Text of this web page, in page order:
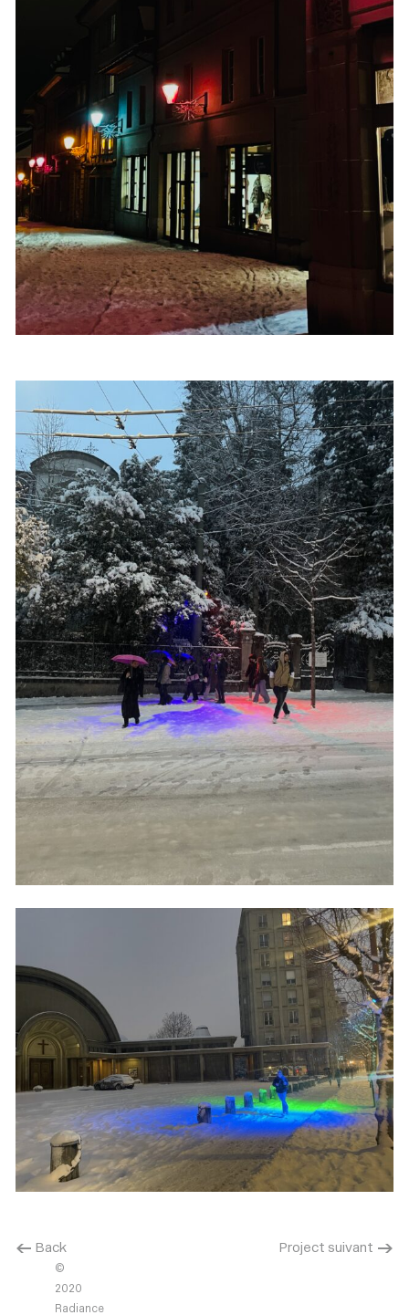
< Back Project suivant >
©
2020
Radiance